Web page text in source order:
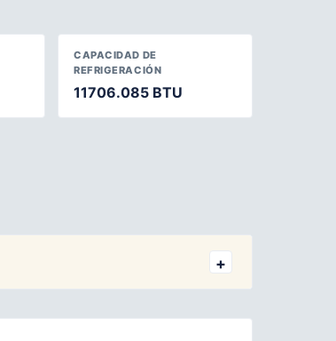
CAPACIDAD DE
REFRIGERACIÓN
11706.085 BTU